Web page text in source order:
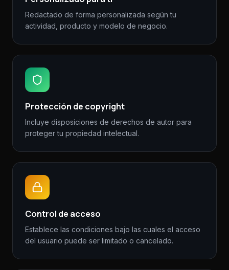
Redactado de forma personalizada según tu
actividad, producto y modelo de negocio.
Protección de copyright
Incluye disposiciones de derechos de autor para
proteger tu propiedad intelectual.
Control de acceso
Establece las condiciones bajo las cuales el acceso
del usuario puede ser limitado o cancelado.